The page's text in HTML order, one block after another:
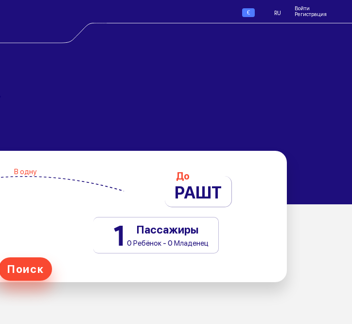
€ RU
Войти
Регистрация
В одну До
РАШТ
1 Пассажиры
0 Ребёнок - 0 Младенец
Поиск